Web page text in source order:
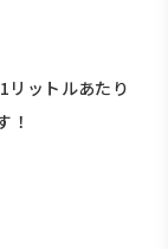
リットルあたり
！